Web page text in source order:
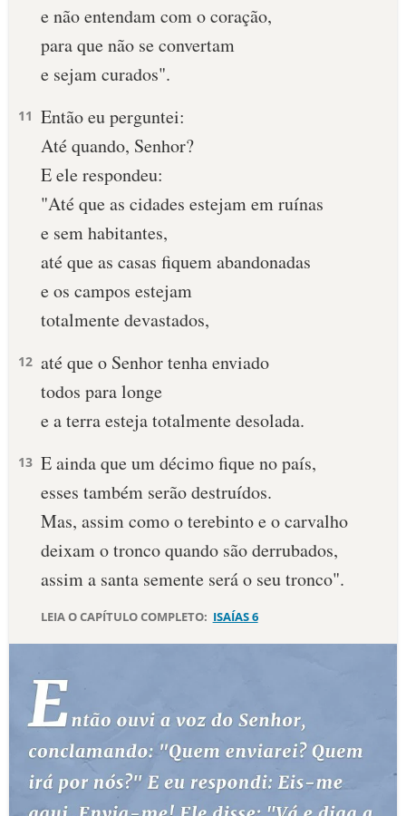
TERMO BÍBLICO JOGOS
QUEM SOMOS
LOJA BÍBLIAON
e não entendam com o coração,
para que não se convertam
e sejam curados".
11 Então eu perguntei:
Até quando, Senhor?
E ele respondeu:
"Até que as cidades estejam em ruínas
e sem habitantes,
até que as casas fiquem abandonadas
e os campos estejam
totalmente devastados,
12 até que o Senhor tenha enviado
todos para longe
e a terra esteja totalmente desolada.
13 E ainda que um décimo fique no país,
esses também serão destruídos.
Mas, assim como o terebinto e o carvalho
deixam o tronco quando são derrubados,
assim a santa semente será o seu tronco".
LEIA O CAPÍTULO COMPLETO: ISAÍAS 6